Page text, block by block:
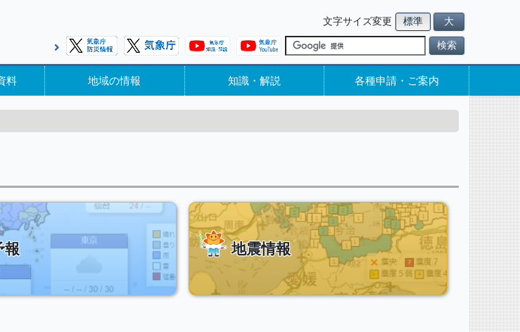
文字サイズ変更 標準 大
検索
料 地域の情報 知識・解説 各種申請・ご案内
報 地震情報